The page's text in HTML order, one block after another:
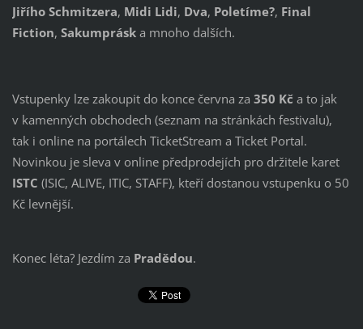
Jiřího Schmitzera, Midi Lidi, Dva, Poletíme?, Final
Fiction, Sakumpráska mnoho dalších.
Vstupenky lze zakoupit do konce června za 350 Kča to jak
v kamenných obchodech (seznam na stránkách festivalu),
tak i online na portálech TicketStream a Ticket Portal.
Novinkou je sleva v online předprodejích pro držitele karet
ISTC (ISIC, ALIVE, ITIC, STAFF), kteří dostanou vstupenku o 50
Kč levnější.
Konec léta? Jezdím za Pradědou.